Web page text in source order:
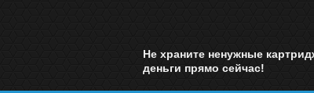
Не храните ненужные
деньги прямо сейчас!